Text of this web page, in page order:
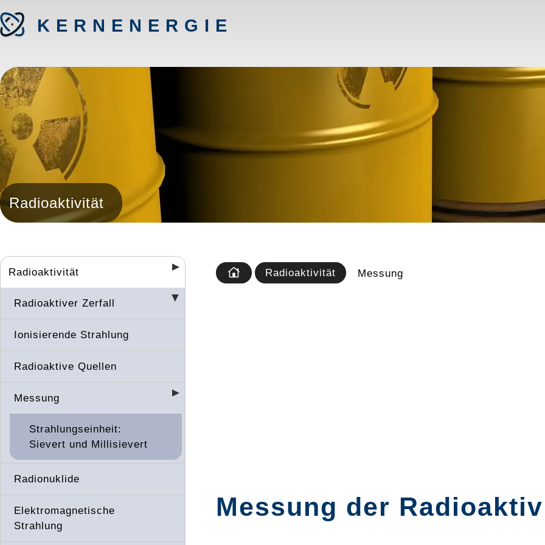
KERNENERGIE
Radioaktivität
Radioaktivität
Radioaktiver Zerfall
Ionisierende Strahlung
Radioaktive Quellen
Messung
Strahlungseinheit:
Sievert und Millisievert
Radionuklide
Elektromagnetische
Strahlung
Radioaktivität Messung
Messung der